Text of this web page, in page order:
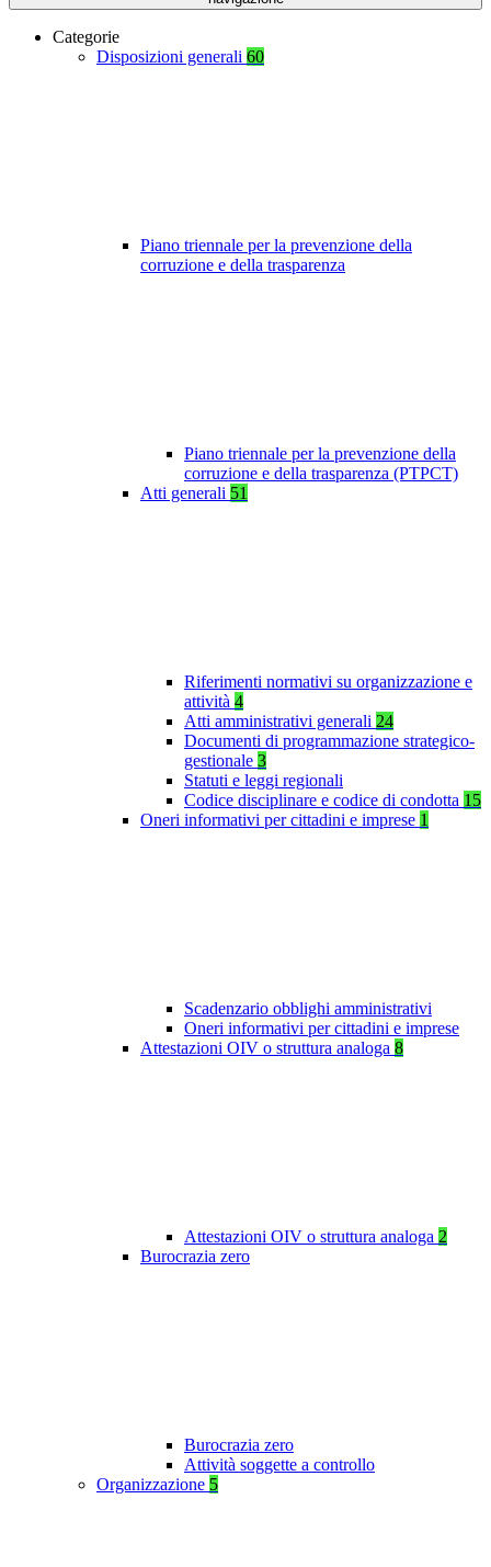
Categorie
Disposizioni generali 60
Piano triennale per la prevenzione della
corruzione e della trasparenza
Piano triennale per la prevenzione della
corruzione e della trasparenza (PTPCT)
Atti generali 51
Riferimenti normativi su organizzazione e
attività 4
Atti amministrativi generali 24
Documenti di programmazione strategico-
gestionale 3
Statuti e leggi regionali
Codice disciplinare e codice di condotta 15
Oneri informativi per cittadini e imprese 1
Scadenzario obblighi amministrativi
Oneri informativi per cittadini e imprese
Attestazioni OIV o struttura analoga 8
Attestazioni OIV o struttura analoga 2
Burocrazia zero
Burocrazia zero
Attività soggette a controllo
Organizzazione 5